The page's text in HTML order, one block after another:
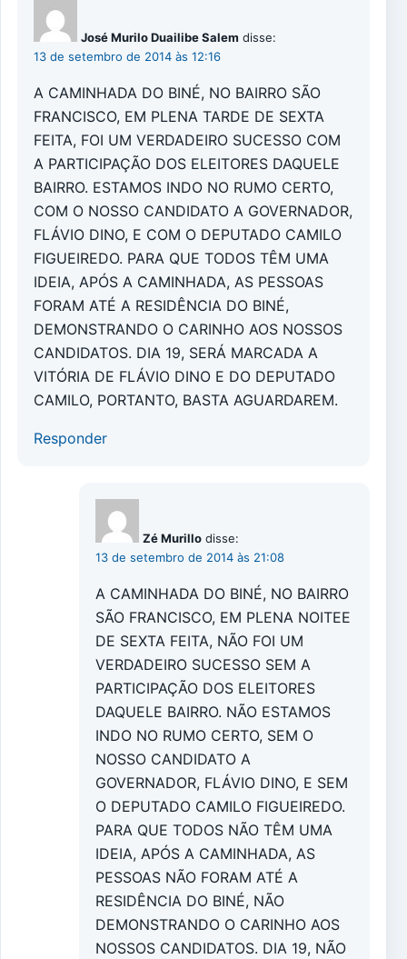
José Murilo Duailibe Salem disse:
13 de setembro de 2014 às 12:16
A CAMINHADA DO BINÉ, NO BAIRRO SÃO
FRANCISCO, EM PLENA TARDE DE SEXTA
FEITA, FOI UM VERDADEIRO SUCESSO COM
A PARTICIPAÇÃO DOS ELEITORES DAQUELE
BAIRRO. ESTAMOS INDO NO RUMO CERTO,
COM O NOSSO CANDIDATO A GOVERNADOR,
FLÁVIO DINO, E COM O DEPUTADO CAMILO
FIGUEIREDO. PARA QUE TODOS TÊM UMA
IDEIA, APÓS A CAMINHADA, AS PESSOAS
FORAM ATÉ A RESIDÊNCIA DO BINÉ,
DEMONSTRANDO O CARINHO AOS NOSSOS
CANDIDATOS. DIA 19, SERÁ MARCADA A
VITÓRIA DE FLÁVIO DINO E DO DEPUTADO
CAMILO, PORTANTO, BASTA AGUARDAREM.
Responder
Zé Murillo disse:
13 de setembro de 2014 às 21:08
A CAMINHADA DO BINÉ, NO BAIRRO
SÃO FRANCISCO, EM PLENA NOITEE
DE SEXTA FEITA, NÃO FOI UM
VERDADEIRO SUCESSO SEM A
PARTICIPAÇÃO DOS ELEITORES
DAQUELE BAIRRO. NÃO ESTAMOS
INDO NO RUMO CERTO, SEM O
NOSSO CANDIDATO A
GOVERNADOR, FLÁVIO DINO, E SEM
O DEPUTADO CAMILO FIGUEIREDO.
PARA QUE TODOS NÃO TÊM UMA
IDEIA, APÓS A CAMINHADA, AS
PESSOAS NÃO FORAM ATÉ A
RESIDÊNCIA DO BINÉ, NÃO
DEMONSTRANDO O CARINHO AOS
NOSSOS CANDIDATOS. DIA 19, NÃO